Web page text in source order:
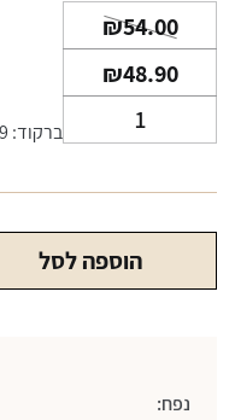
₪54.00המחיר
המקורי
₪48.90
המחיר
הנוכחי
של
ברקוד: 352490010119
הוספה לסל
נפח: